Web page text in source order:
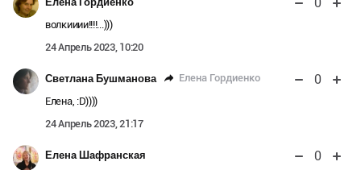
волкииии!!!!...)))
24 Апрель 2023, 10:20
Светлана Бушманова Елена Гордиенко 0
Елена, :D))))
24 Апрель 2023, 21:17
Елена Шафранская 0